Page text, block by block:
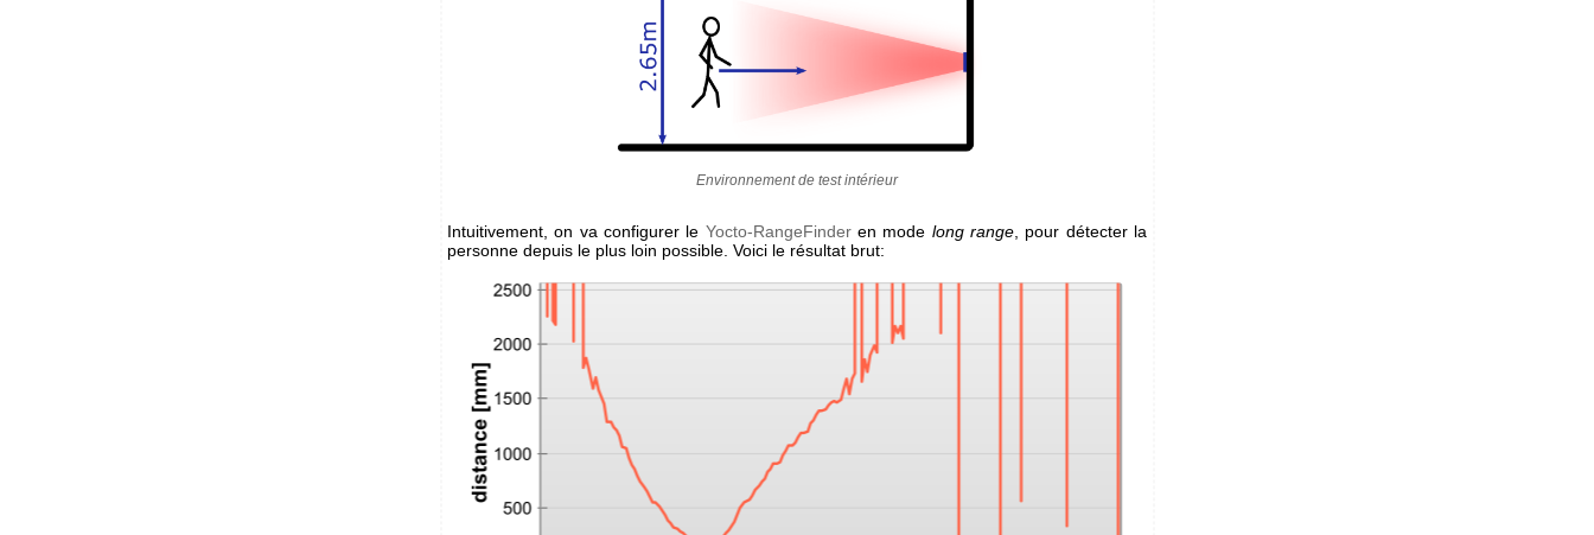
Environnement de test intérieur
Intuitivement, on va configurer le Yocto-RangeFinderen mode long range , pour détecter la
personne depuis le plus loin possible. Voici le résultat brut: